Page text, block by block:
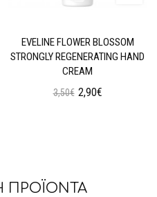
EVELINE FLOWER BLOSSOM
STRONGLY REGENERATING HAND
CREAM
3,50€ 2,90€
ΠΡΟΪΟΝΤΑ